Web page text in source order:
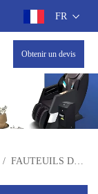
FR
Obtenir un devis
/ FAUTEUILS DE MASSAGE DOMESTIQUES